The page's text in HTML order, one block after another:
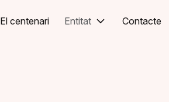
El centenari Entitat Contacte